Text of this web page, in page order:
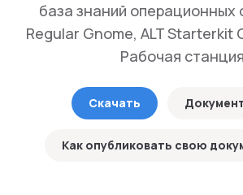
база знаний операционных
Regular Gnome, ALT Starterkit
Рабочая станция
Скачать
Как опубликовать свою